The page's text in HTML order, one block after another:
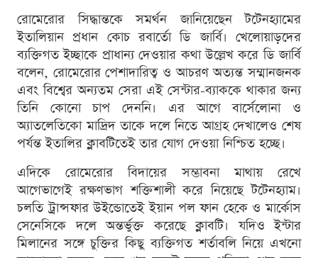
রোমেরোর সিদ্ধান্তকে সমর্থন জানিয়েছেন টটেনহ্যামের
ইতালিয়ান প্রধান কোচ রবার্তো ডি জার্বি। খেলোয়াড়দের
ব্যক্তিগত ইচ্ছাকে প্রাধান্য দেওয়ার কথা উল্লেখ করে ডি জার্বি
বলেন, রোমেরোর পেশাদারিত্ব ও আচরণ অত্যন্ত সম্মানজনক
এবং বিশ্বের অন্যতম সেরা এই সেন্টার-ব্যাককে থাকার জন্য
তিনি কোনো চাপ দেননি। এর আগে বার্সেলোনা ও
অ্যাতলেতিকো মাদ্রিদ তাকে দলে নিতে আগ্রহ দেখালেও শেষ
পর্যন্ত ইতালির ক্লাবটিতেই তার যোগ দেওয়া নিশ্চিত হচ্ছে।
এদিকে রোমেরোর বিদায়ের সম্ভাবনা মাথায় রেখে
আগেভাগেই রক্ষণভাগ শক্তিশালী করে নিয়েছে টটেনহ্যাম।
চলতি ট্রান্সফার উইন্ডোতেই ইয়ান পল ফান হেকে ও মার্কোস
সেনেসিকে দলে অন্তর্ভুক্ত করেছে ক্লাবটি। যদিও ইন্টার
মিলানের সঙ্গে চুক্তির কিছু ব্যক্তিগত শর্তাবলি নিয়ে এখনো